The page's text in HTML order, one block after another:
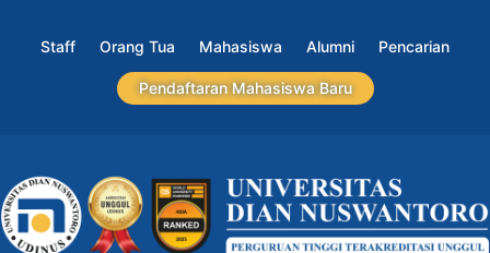
Staff Orang Tua Mahasiswa Alumni Pencarian
Pendaftaran Mahasiswa Baru